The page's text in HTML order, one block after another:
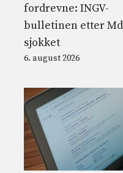
fordrevne: INGV-
bulletinen etter Md
sjokket
6. august 2026